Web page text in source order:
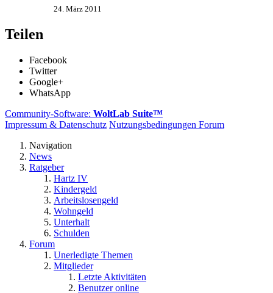
24. März 2011
Teilen
Facebook
Twitter
Google+
WhatsApp
Community-Software: WoltLab Suite™
Impressum & Datenschutz Nutzungsbedingungen Forum
Navigation
News
Ratgeber
Hartz IV
Kindergeld
Arbeitslosengeld
Wohngeld
Unterhalt
Schulden
Forum
Unerledigte Themen
Mitglieder
Letzte Aktivitäten
Benutzer online